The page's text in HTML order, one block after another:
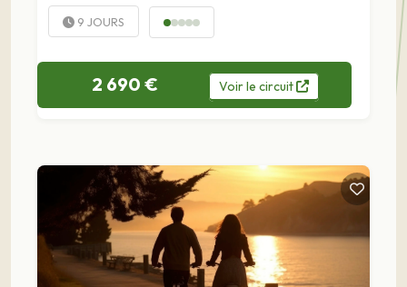
pensé pour les familles, à vivre ensemble, en tandem
Pino, sans charge mentale.Respirer l’air iodé, pédaler...
9 JOURS
2 690 € Voirle circuit